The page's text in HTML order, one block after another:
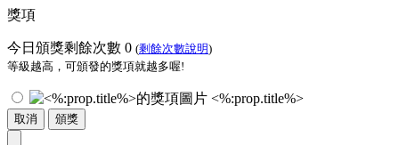
獎項
今日頒獎剩餘次數 0 (剩餘次數說明)
等級越高，可頒發的獎項就越多喔!
<%:prop.title%>
取消 頒獎